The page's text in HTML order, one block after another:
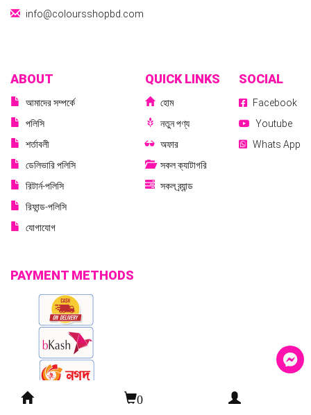
info@coloursshopbd.com
ABOUT
আমাদের সম্পর্কে
পলিসি
শর্তাবলী
ডেলিভারি পলিসি
রিটার্ন-পলিসি
রিফান্ড-পলিসি
যোগাযোগ
QUICK LINKS
হোম
নতুন পণ্য
অফার
সকল ক্যাটাগরি
সকল ব্র্যান্ড
SOCIAL
Facebook
Youtube
Whats App
PAYMENT METHODS
0